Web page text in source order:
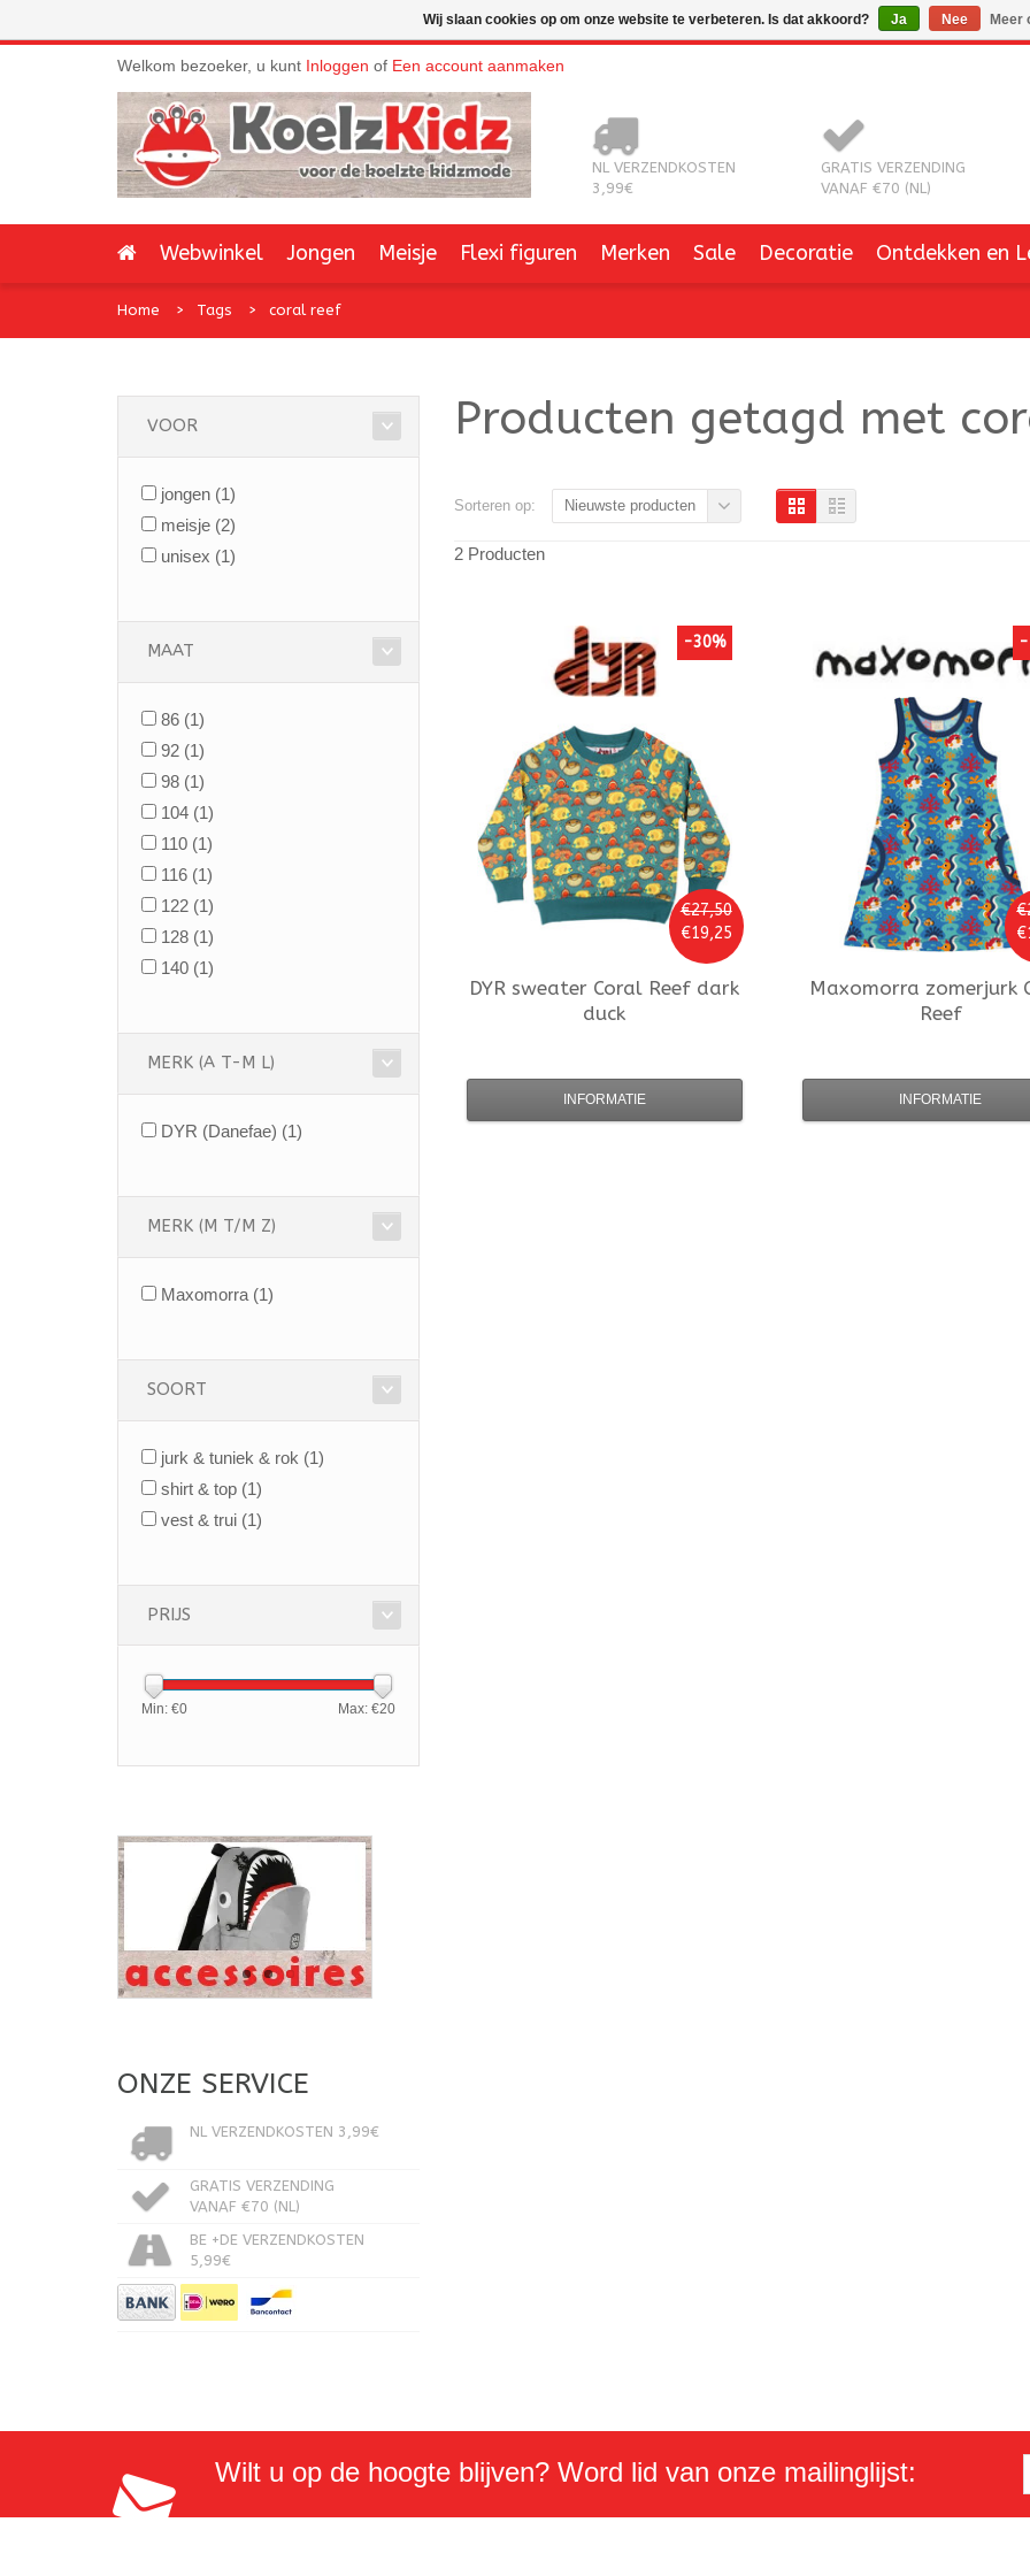
Welkom bezoeker, u kunt Inloggen of Een account aanmaken
NL VERZENDKOSTEN
3,99€
GRATIS VERZENDING
VANAF €70 (NL)
Webwinkel Jongen Meisje Flexi figuren Merken Sale Decoratie Ontdekken en
Home Tags coral reef
VOOR
jongen (1)
meisje (2)
unisex (1)
MAAT
86 (1)
92 (1)
98 (1)
104 (1)
110 (1)
116 (1)
122 (1)
128 (1)
140 (1)
MERK (A T-M L)
DYR (Danefae) (1)
MERK (M T/M Z)
Maxomorra (1)
SOORT
jurk & tuniek & rok (1)
shirt & top (1)
vest & trui (1)
PRIJS
Min: €0 Max: €20
ONZE SERVICE
NL VERZENDKOSTEN 3,99€
GRATIS VERZENDING
VANAF €70 (NL)
BE +DE VERZENDKOSTEN
5,99€
Producten getagd met
Sorteren op: Nieuwste producten
2 Producten
€27,50
€19,25
-30%
DYR sweater Coral Reef dark
duck
INFORMATIE
-
Maxomorra zomerjurk
Reef
INFORMATIE
Wilt u op de hoogte blijven? Word lid van onze mailinglijst:
Wij slaan cookies op om onze website te verbeteren. Is dat akkoord? Ja Nee Meer